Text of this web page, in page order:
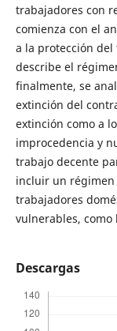
trabajadores con
comienza con el
a la protección
describe el
finalmente, se
extinción del
extinción como a
improcedencia y
trabajo decente
incluir un
trabajadores
vulnerables, como
Descargas